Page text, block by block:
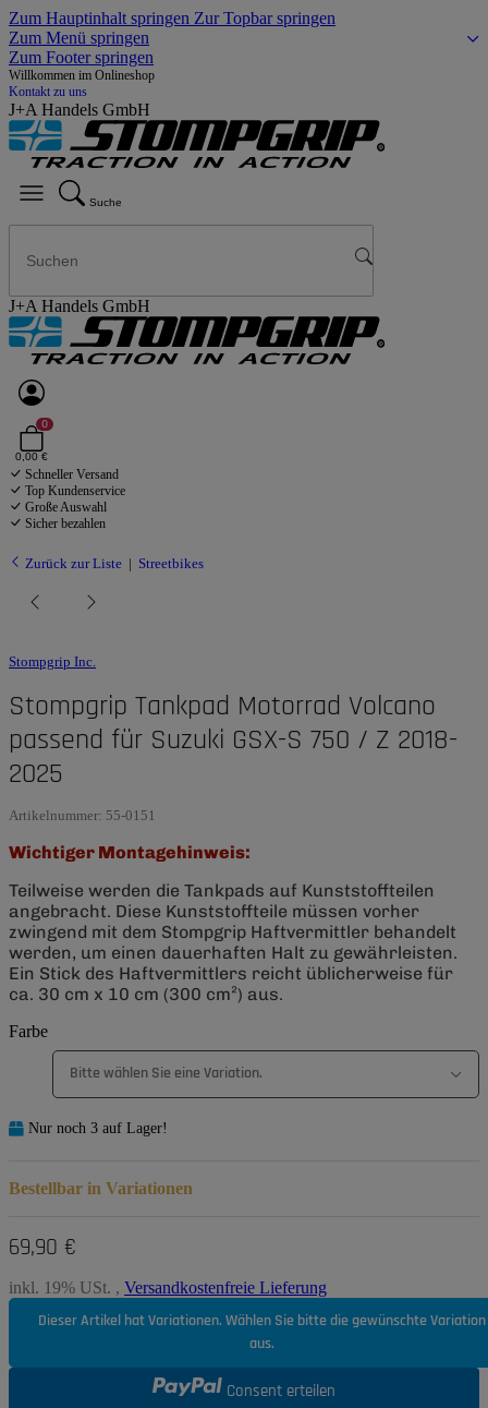
Zum Hauptinhalt springen Zur Topbar springen
Zum Menü springen
Zum Footer springen
Willkommen im Onlineshop
Kontakt zu uns
J+A Handels GmbH
Suche
J+A Handels GmbH
0
0,00 €
Schneller Versand
Top Kundenservice
Große Auswahl
Sicher bezahlen
Zurück zur Liste Streetbikes
Stompgrip Inc.
Stompgrip Tankpad Motorrad Volcano
passend für Suzuki GSX-S 750 / Z 2018-
2025
Artikelnummer: 55-0151
Wichtiger Montagehinweis:
Teilweise werden die Tankpads auf Kunststoffteilen
angebracht. Diese Kunststoffteile müssen vorher
zwingend mit dem Stompgrip Haftvermittler behandelt
werden, um einen dauerhaften Halt zu gewährleisten.
Ein Stick des Haftvermittlers reicht üblicherweise für
ca. 30 cm x 10 cm (300 cm²) aus.
Farbe
Bitte wählen Sie eine Variation.
Nur noch 3 auf Lager!
Bestellbar in Variationen
69,90 €
inkl. 19% USt. , Versandkostenfreie Lieferung
Dieser Artikel hat Variationen. Wählen Sie bitte die gewünschte Variation
aus.
Consent erteilen